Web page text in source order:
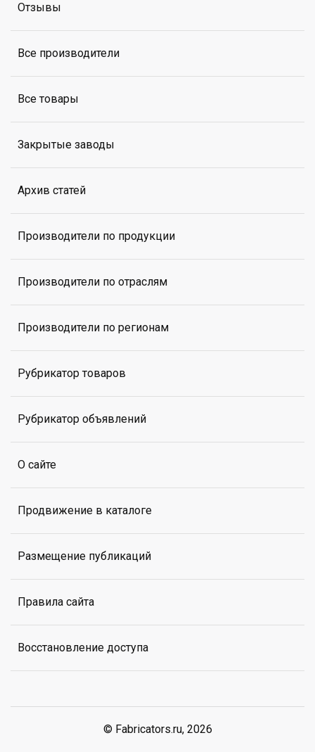
Отзывы
Все производители
Все товары
Закрытые заводы
Архив статей
Производители по продукции
Производители по отраслям
Производители по регионам
Рубрикатор товаров
Рубрикатор объявлений
О сайте
Продвижение в каталоге
Размещение публикаций
Правила сайта
Восстановление доступа
© Fabricators.ru, 2026